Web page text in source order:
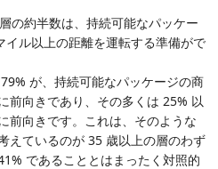
の約半数は、持続可能なパッケー
ル以上の距離を運転する準備がで
が、持続可能なパッケージの商
前向きであり、その多くは 25% 以
前向きです。これは、そのような
えているのが 35 歳以上の層のわず
であることとはまったく対照的